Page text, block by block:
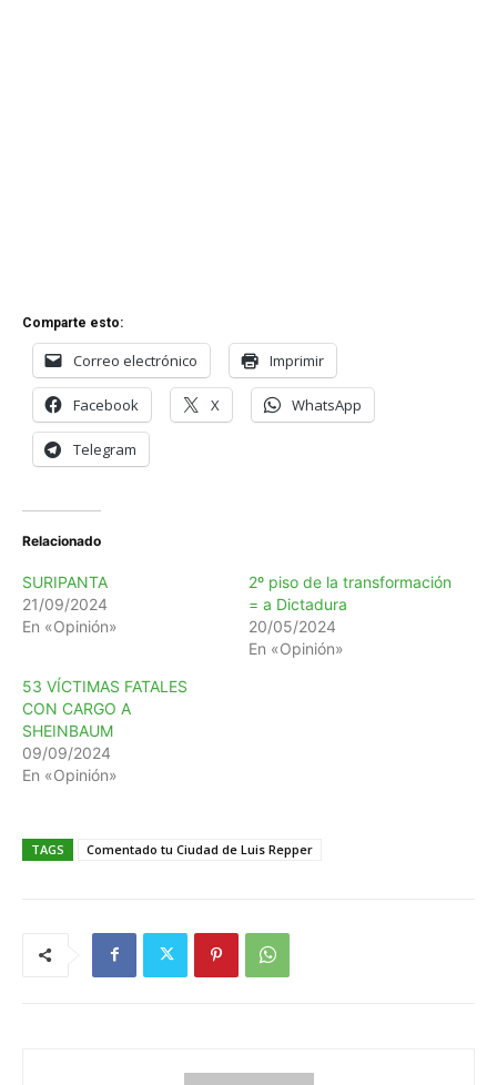
Comparte esto:
Correo electrónico Imprimir
Facebook X WhatsApp
Telegram
Relacionado
SURIPANTA
21/09/2024
En «Opinión»
2º piso de la transformación
= a Dictadura
20/05/2024
En «Opinión»
53 VÍCTIMAS FATALES
CON CARGO A
SHEINBAUM
09/09/2024
En «Opinión»
TAGS Comentado tu Ciudad de Luis Repper